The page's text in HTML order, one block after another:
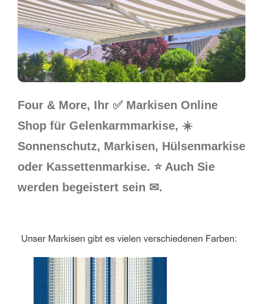
Four & More, Ihr ✅ Markisen Online
Shop für Gelenkarmmarkise, ☀️
Sonnenschutz, Markisen, Hülsenmarkise
oder Kassettenmarkise. ⭐ Auch Sie
werden begeistert sein ✉.